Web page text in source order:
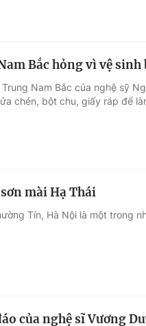
Bắc hỏng vì vệ sinh
Nam Bắc của nghệ sỹ
chén, bột chu, giấy ráp để
mài Hạ Thái
Tín, Hà Nội là một trong
của nghệ sĩ Vương